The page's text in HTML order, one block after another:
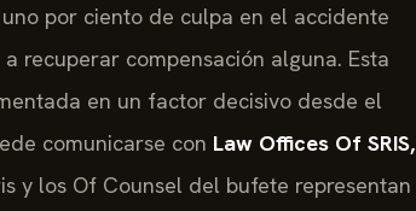
por ciento de culpa en el accidente
recuperar compensación alguna. Esta
en un factor decisivo desde el
comunicarse con Law Offices Of SRIS,
y los Of Counsel del bufete representan